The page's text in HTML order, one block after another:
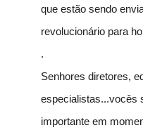
que estão sendo
revolucionário para
.
Senhores diretores,
especialistas...vocês
importante em